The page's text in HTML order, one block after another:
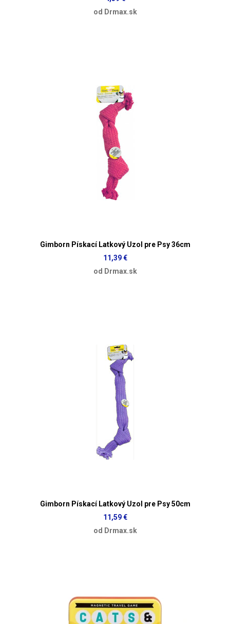
od Drmax.sk
Gimborn Pískací Latkový Uzol pre Psy 36cm
11,39 €
od Drmax.sk
Gimborn Pískací Latkový Uzol pre Psy 50cm
11,59 €
od Drmax.sk